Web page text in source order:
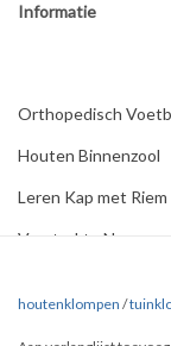
Informatie
Orthopedisch
Houten Binnenzool
Leren Kap met Riem
Versterkte Neus
houtenklompen /